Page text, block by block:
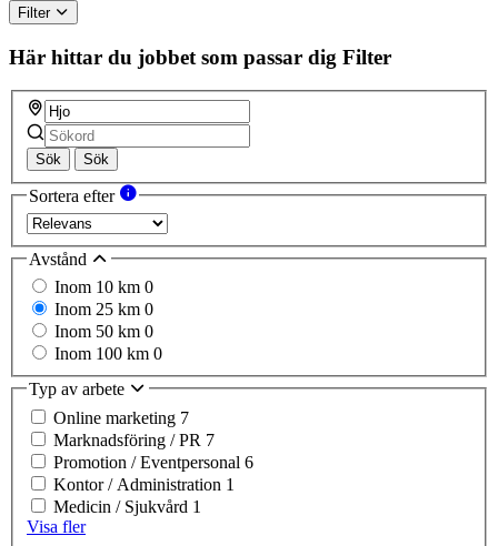
Filter
Här hittar du jobbet som passar dig Filter
Sök Sök
Sortera efter
Avstånd
Inom 10 km 0
Inom 25 km 0
Inom 50 km 0
Inom 100 km 0
Typ av arbete
Online marketing 7
Marknadsföring / PR 7
Promotion / Eventpersonal 6
Kontor / Administration 1
Medicin / Sjukvård 1
Visa fler